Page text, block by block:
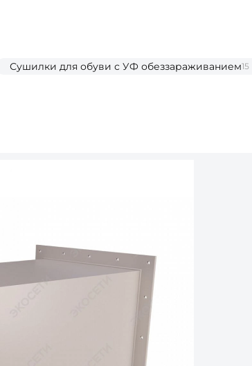
Сушилки для обуви с УФ обеззараживанием15